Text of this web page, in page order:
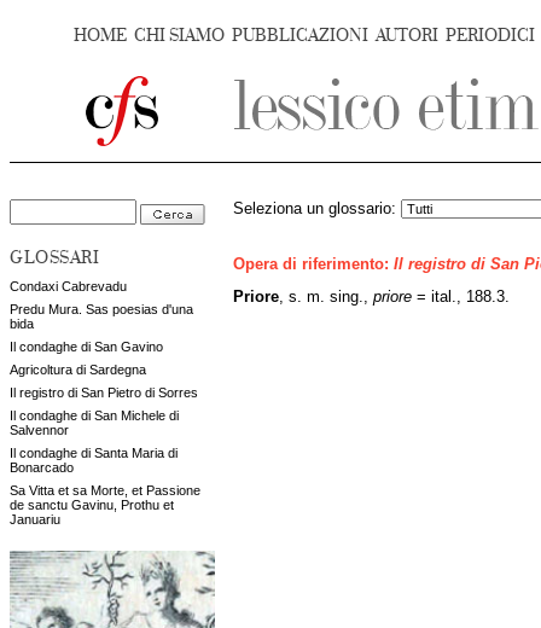
HOME CHI SIAMO PUBBLICAZIONI AUTORI PERIODICI
GLOSSARI
Condaxi Cabrevadu
Predu Mura. Sas poesias d'una
bida
Il condaghe di San Gavino
Agricoltura di Sardegna
Il registro di San Pietro di Sorres
Il condaghe di San Michele di
Salvennor
Il condaghe di Santa Maria di
Bonarcado
Sa Vitta et sa Morte, et Passione
de sanctu Gavinu, Prothu et
Januariu
Seleziona un glossario:
Opera di riferimento: Il registro di San
Priore , s. m. sing., priore = ital., 188.3.